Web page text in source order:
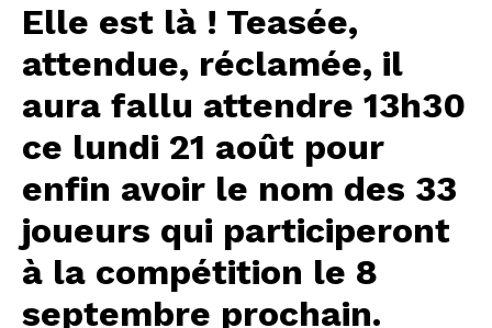
Elle est là ! Teasée,
attendue, réclamée, il
aura fallu attendre 13h30
ce lundi 21 août pour
enfin avoir le nom des 33
joueurs qui participeront
à la compétition le 8
septembre prochain.